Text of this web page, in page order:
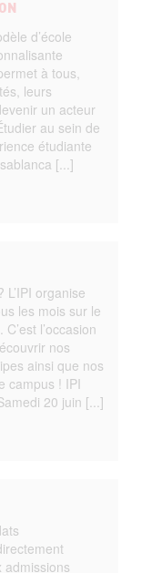
d’école
à tous,
leurs
un acteur
au sein de
étudiante
[...]
organise
les mois sur le
l’occasion
nos
ainsi que nos
campus ! IPI
20 juin [...]
admissions